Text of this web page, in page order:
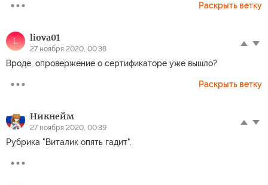
Раскрыть ветку
L liova01
27 ноября 2020, 00:38
Вроде, опровержение о сертификаторе уже вышло?
Раскрыть ветку
Никнейм
27 ноября 2020, 00:39
Рубрика "Виталик опять гадит".